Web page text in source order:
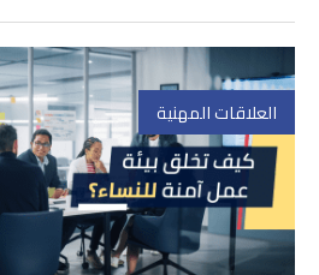
العلاقات المهنية